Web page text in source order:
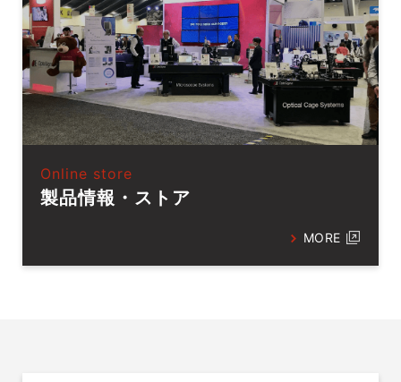
Online store
製品情報・ストア
MORE